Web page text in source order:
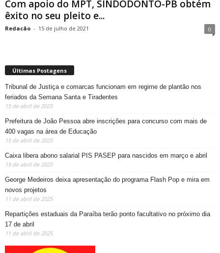
Com apoio do MPT, SINDODONTO-PB obtém
êxito no seu pleito e...
Redacão - 15 de julho de 2021 0
Últimas Postagens
Tribunal de Justiça e comarcas funcionam em regime de plantão nos
feriados da Semana Santa e Tiradentes
15 de abril de 2025
Prefeitura de João Pessoa abre inscrições para concurso com mais de
400 vagas na área de Educação
15 de abril de 2025
Caixa libera abono salarial PIS PASEP para nascidos em março e abril
15 de abril de 2025
George Medeiros deixa apresentação do programa Flash Pop e mira em
novos projetos
11 de abril de 2025
Repartições estaduais da Paraíba terão ponto facultativo no próximo dia
17 de abril
11 de abril de 2025